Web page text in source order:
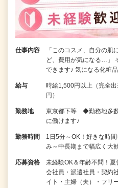
仕事内容
「このコスメ、自分の肌
ど、費用が気になる…」
できます♪ 気になる化粧
給与
時給1,500円以上（完全
円）
勤務地
東京都下等 ◆勤務地多数
に働けます♪
勤務時間
1日5分～OK！好きな時
み～中長期まで幅広く大
応募資格
未経験OK＆年齢不問！
会社員・派遣社員・契約
イト・主婦（夫）・フリ